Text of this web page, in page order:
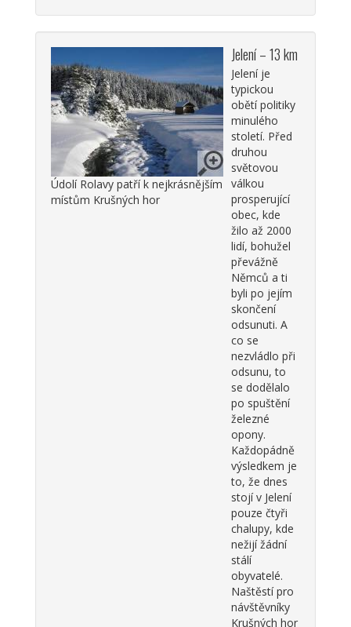
Údolí Rolavy patří k nejkrásnějším
místům Krušných hor
Jelení – 13 km
Jelení je
typickou
obětí politiky
minulého
století. Před
druhou
světovou
válkou
prosperující
obec, kde
žilo až 2000
lidí, bohužel
převážně
Němců a ti
byli po jejím
skončení
odsunuti. A
co se
nezvládlo při
odsunu, to
se dodělalo
po spuštění
železné
opony.
Každopádně
výsledkem je
to, že dnes
stojí v Jelení
pouze čtyři
chalupy, kde
nežijí žádní
stálí
obyvatelé.
Naštěstí pro
návštěvníky
Krušných hor